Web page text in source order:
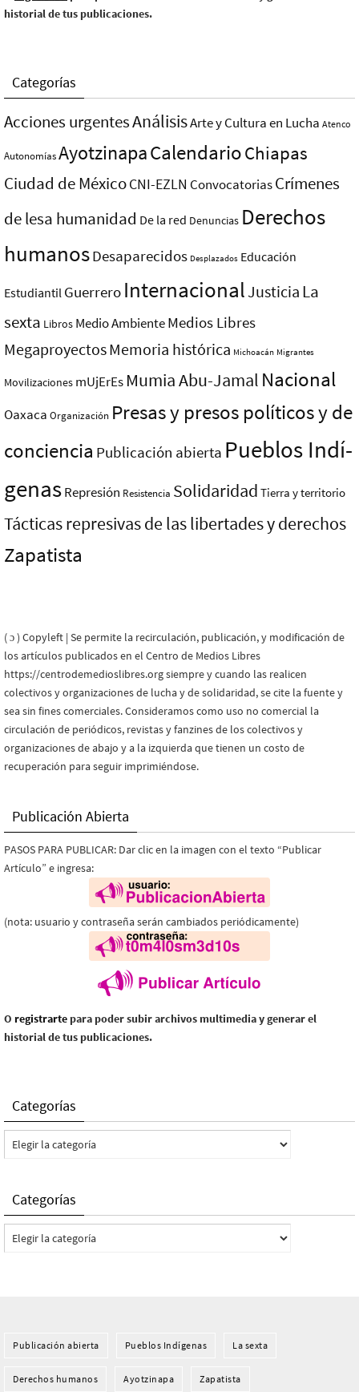
historial de tus publicaciones.
Categorías
Acciones urgentesAnálisisArte y Cultura en Lucha Atenco
AutonomíasAyotzinapaCalendarioChiapas
Ciudad de MéxicoCNI-EZLN ConvocatoriasCrímenes
de lesa humanidad De la red Denuncias Derechos
humanosDesaparecidos Desplazados Educación
Estudiantil Guerrero InternacionalJusticia La
sexta Libros Medio AmbienteMedios Libres
MegaproyectosMemoria histórica Michoacán Migrantes
Movilizaciones mUjErEs Mumia Abu-Jamal Nacional
Oaxaca Organización Presas y presos polí­ticos y de
conciencia Publicación abierta Pueblos Indí­
genasRepresión Resistencia Solidaridad Tierra y territorio
Tácticas represivas de las libertades y derechos
Zapatista
( ɔ ) Copyleft | Se permite la recirculación, publicación, y modificación de
los artículos publicados en el Centro de Medios Libres
https://centrodemedioslibres.org siempre y cuando las realicen
colectivos y organizaciones de lucha y de solidaridad, se cite la fuente y
sea sin fines comerciales. Consideramos como uso no comercial la
circulación de periódicos, revistas y fanzines de los colectivos y
organizaciones de abajo y a la izquierda que tienen un costo de
recuperación para seguir imprimiéndose.
Publicación Abierta
PASOS PARA PUBLICAR: Dar clic en la imagen con el texto “Publicar
Artículo” e ingresa:
(nota: usuario y contraseña serán cambiados periódicamente)
O registrarte para poder subir archivos multimedia y generar el
historial de tus publicaciones.
Categorías
Categorías
Categorías
Categorías
Publicación abierta Pueblos Indí­genas La sexta
Derechos humanos Ayotzinapa Zapatista